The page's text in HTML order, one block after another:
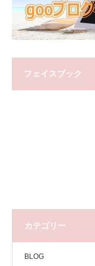
フェイスブック
カテゴリー
BLOG